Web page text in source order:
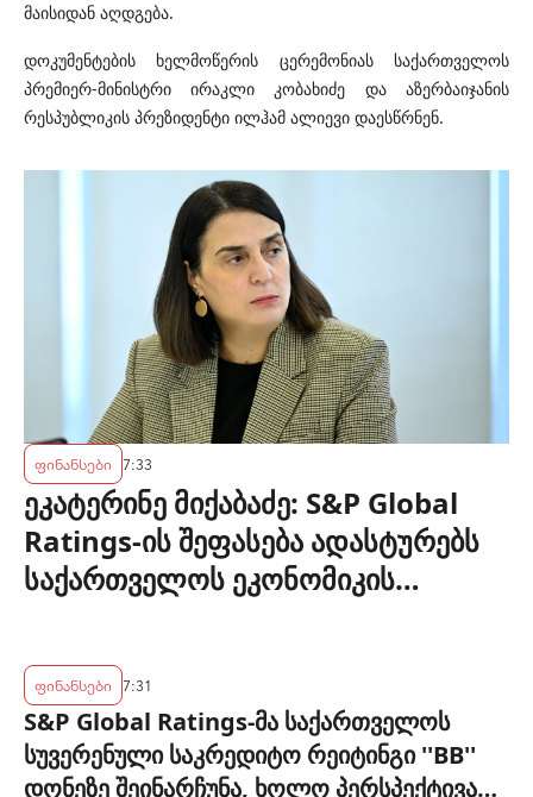
მაისიდან აღდგება.
დოკუმენტების ხელმოწერის ცერემონიას საქართველოს
პრემიერ-მინისტრი ირაკლი კობახიძე და აზერბაიჯანის
რესპუბლიკის პრეზიდენტი ილჰამ ალიევი დაესწრნენ.
ფინანსები 7:33
ეკატერინე მიქაბაძე: S&P Global
Ratings-ის შეფასება ადასტურებს
საქართველოს ეკონომიკის
ბანკის პოლიტიკის ეფექტიანობას
ფინანსები 7:31
S&P Global Ratings-მა საქართველოს
სუვერენული საკრედიტო რეიტინგი ''BB''
დონეზე შეინარჩუნა, ხოლო პერსპექტივა